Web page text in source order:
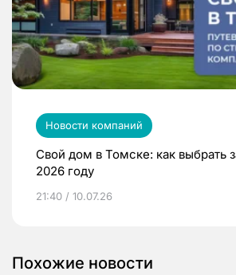
Новости компаний
Свой дом в Томске: как выбрать
2026 году
21:40 / 10.07.26
Похожие новости